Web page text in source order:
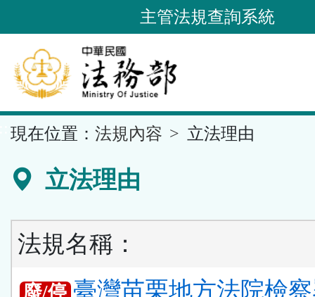
到
要
內
容
區
主管法規查詢系統
現在位置： 法規內容 立法理由
立法理由
法規名稱：
廢/停 臺灣苗栗地方法院檢